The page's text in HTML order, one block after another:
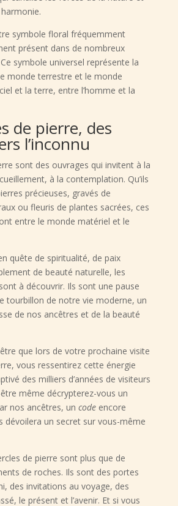
symbole floral fréquemment
présent dans de nombreux
symbole universel représente la
monde terrestre et le monde
et la terre, entre l’homme et la
de pierre, des
l’inconnu
sont des ouvrages qui invitent à la
à la contemplation. Qu’ils
précieuses, gravés de
ou fleuris de plantes sacrées, ces
entre le monde matériel et le
quête de spiritualité, de paix
de beauté naturelle, les
à découvrir. Ils sont une pause
tourbillon de notre vie moderne, un
de nos ancêtres et de la beauté
que lors de votre prochaine visite
vous ressentirez cette énergie
des milliers d’années de visiteurs
même décrypterez-vous un
nos ancêtres, un codeencore
dévoilera un secret sur vous-même
de pierre sont plus que de
de roches. Ils sont des portes
des invitations au voyage, des
le présent et l’avenir. Et si vous